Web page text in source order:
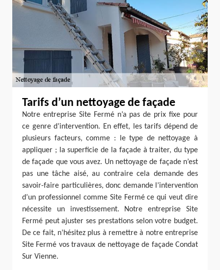
Tarifs d’un nettoyage de façade
Notre entreprise Site Fermé n’a pas de prix fixe pour
ce genre d’intervention. En effet, les tarifs dépend de
plusieurs facteurs, comme : le type de nettoyage à
appliquer ; la superficie de la façade à traiter, du type
de façade que vous avez. Un nettoyage de façade n’est
pas une tâche aisé, au contraire cela demande des
savoir-faire particulières, donc demande l’intervention
d’un professionnel comme Site Fermé ce qui veut dire
nécessite un investissement. Notre entreprise Site
Fermé peut ajuster ses prestations selon votre budget.
De ce fait, n’hésitez plus à remettre à notre entreprise
Site Fermé vos travaux de nettoyage de façade Condat
Sur Vienne.